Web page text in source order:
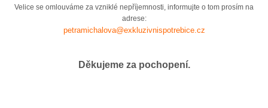
Velice se omlouváme za vzniklé nepříjemnosti, informujte o tom prosím na
adrese:
petramichalova@exkluzivnispotrebice.cz
Děkujeme za pochopení.